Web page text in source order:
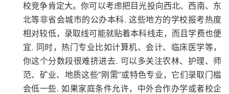
校竞争肯定大。你可以考虑把目光投向西北、西南、东
北等非省会城市的公办本科. 这些地方的学校报考热度
相对较低，录取线可能就贴着本科线走，而且学费也便
宜. 同时，热门专业比如计算机、会计、临床医学等，
你这个分数段很难挤进去. 可以多关注农林、护理、师
范、矿业、地质这些“刚需”或特色专业，它们录取门槛
会低一些. 如果家庭条件允许，中外合作办学或者校企